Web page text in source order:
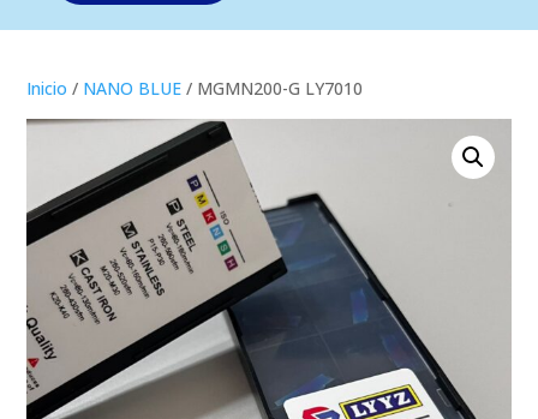
Inicio / NANO BLUE / MGMN200-G LY7010